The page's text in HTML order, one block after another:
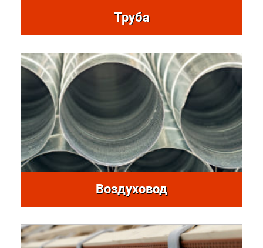
Труба
Воздуховод